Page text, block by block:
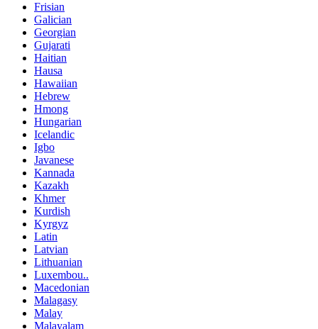
Frisian
Galician
Georgian
Gujarati
Haitian
Hausa
Hawaiian
Hebrew
Hmong
Hungarian
Icelandic
Igbo
Javanese
Kannada
Kazakh
Khmer
Kurdish
Kyrgyz
Latin
Latvian
Lithuanian
Luxembou..
Macedonian
Malagasy
Malay
Malayalam